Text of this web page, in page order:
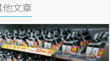
文章